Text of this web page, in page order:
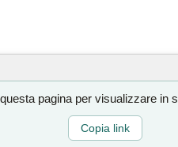
pagina per visualizzare in
Copia link